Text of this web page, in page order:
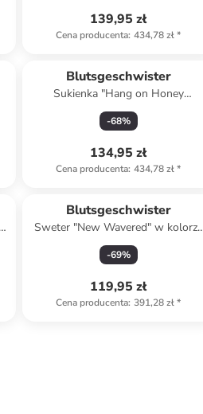
139,95 zł
Cena producenta: 434,78 zł*
Blutsgeschwister
Sukienka "Hang on Honey
Summer" w kolorze beżowo-żółto-
szarym
-68%
134,95 zł
Cena producenta: 434,78 zł*
Blutsgeschwister
Sweter "New Wavered" w kolorze
czarno-jasnoróżowym
-69%
119,95 zł
Cena producenta: 391,28 zł*